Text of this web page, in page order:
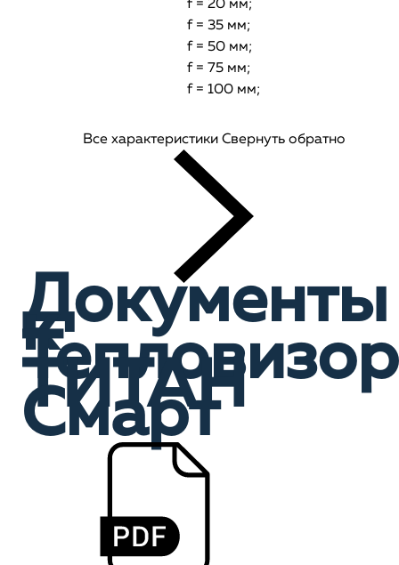
f = 20 мм;
f = 35 мм;
f = 50 мм;
f = 75 мм;
f = 100 мм;
Все характеристики Свернуть обратно
Документы
к
Тепловизор
ТИТАН
Смарт